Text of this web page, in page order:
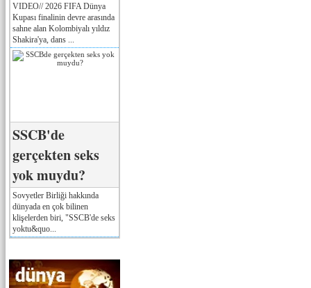
VIDEO// 2026 FIFA Dünya
Kupası finalinin devre arasında
sahne alan Kolombiyalı yıldız
Shakira'ya, dans ...
SSCB'de
gerçekten seks
yok muydu?
Sovyetler Birliği hakkında
dünyada en çok bilinen
klişelerden biri, "SSCB'de seks
yoktu&quo...